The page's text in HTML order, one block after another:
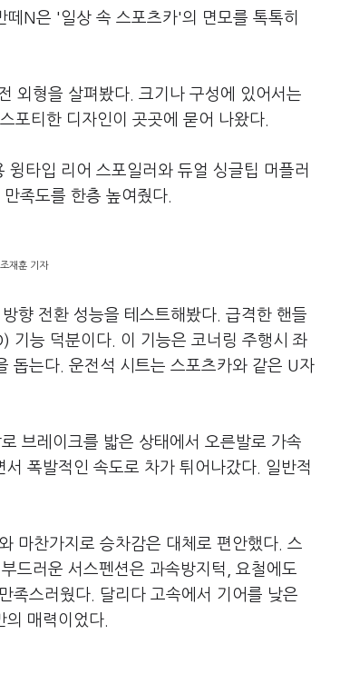
N은 '일상 속 스포츠카'의 면모를 톡톡히
외형을 살펴봤다. 크기나 구성에 있어서는
포티한 디자인이 곳곳에 묻어 나왔다.
타입 리어 스포일러와 듀얼 싱글팁 머플러
족도를 한층 높여줬다.
재훈 기자
향 전환 성능을 테스트해봤다. 급격한 핸들
기능 덕분이다. 이 기능은 코너링 주행시 좌
돕는다. 운전석 시트는 스포츠카와 같은 U자
브레이크를 밟은 상태에서 오른발로 가속
폭발적인 속도로 차가 튀어나갔다. 일반적
마찬가지로 승차감은 대체로 편안했다. 스
드러운 서스펜션은 과속방지턱, 요철에도
족스러웠다. 달리다 고속에서 기어를 낮은
매력이었다.